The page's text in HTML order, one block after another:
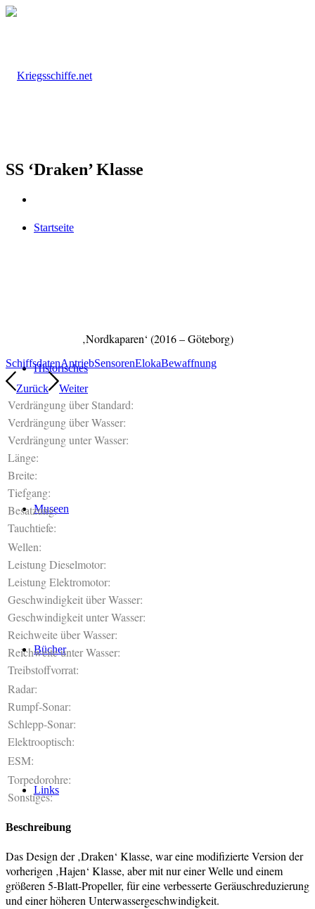
Startseite
Historisches
Museen
Bücher
Links
SS ‘Draken’ Klasse
‚Nordkaparen‘ (2016 – Göteborg)
SchiffsdatenAntriebSensorenElokaBewaffnung
Zurück Weiter
Verdrängung über Standard:
Verdrängung über Wasser:
Verdrängung unter Wasser:
Länge:
Breite:
Tiefgang:
Besatzung:
Tauchtiefe:
Wellen:
Leistung Dieselmotor:
Leistung Elektromotor:
Geschwindigkeit über Wasser:
Geschwindigkeit unter Wasser:
Reichweite über Wasser:
Reichweite unter Wasser:
Treibstoffvorrat:
Radar:
Rumpf-Sonar:
Schlepp-Sonar:
Elektrooptisch:
ESM:
Torpedorohre:
Sonstiges:
Beschreibung
Das Design der ‚Draken‘ Klasse, war eine modifizierte Version der
vorherigen ‚Hajen‘ Klasse, aber mit nur einer Welle und einem
größeren 5-Blatt-Propeller, für eine verbesserte Geräuschreduzierung
und einer höheren Unterwassergeschwindigkeit.